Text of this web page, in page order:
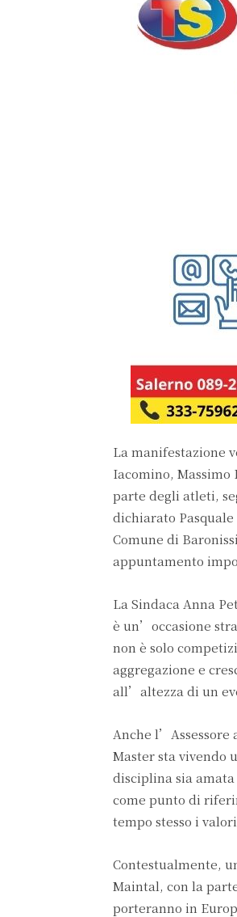
La manifestazione
Iacomino,
parte degli atleti,
dichiarato
Comune di
appuntamento
La Sindaca Anna
è un’occasione
non è solo
aggregazione e
all’altezza di un
Anche
Master sta vivendo
disciplina sia
come punto di
tempo stesso i
Contestualmente,
Maintal, con la
porteranno in